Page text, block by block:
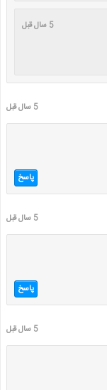
5 سال قبل
5 سال قبل
پاسخ
5 سال قبل
پاسخ
5 سال قبل